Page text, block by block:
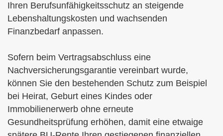
Ihren Berufs­unfähig­keitsschutz an steigende
Lebenshaltungskosten und wachsenden
Finanzbedarf anpassen.
Sofern beim Vertragsabschluss eine
Nachversicherungsgarantie vereinbart wurde,
können Sie den bestehenden Schutz zum Beispiel
bei Heirat, Geburt eines Kindes oder
Immobilienerwerb ohne erneute
Gesundheitsprüfung erhöhen, damit eine etwaige